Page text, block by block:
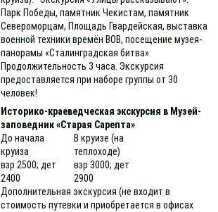
Парк Победы, памятник Чекистам, памятник
Североморцам, Площадь Гвардейская, выставка
военной техники времён ВОВ, посещение музея-
панорамы «Сталинградская битва».
Продолжительность 3 часа. Экскурсия
предоставляется при наборе группы от 30
человек!
Историко-краеведческая экскурсия в Музей-
заповедник «Старая Сарепта»
До начала
круиза
взр 2500; дет
2400
В круизе (на
теплоходе)
взр 3000; дет
2900
Дополнительная экскурсия (не входит в
стоимость путевки и приобретается в офисах